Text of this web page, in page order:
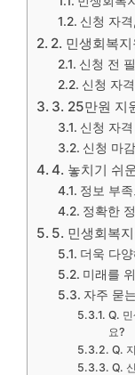
신청 자
2. 민생회복
신청 전
신청 자
3. 25만원 지
신청 자
신청 마
4. 놓치기 쉬
정보 부
정확한
5. 민생회복
더욱 다
미래를
자주 묻
Q.
요?
Q.
Q.